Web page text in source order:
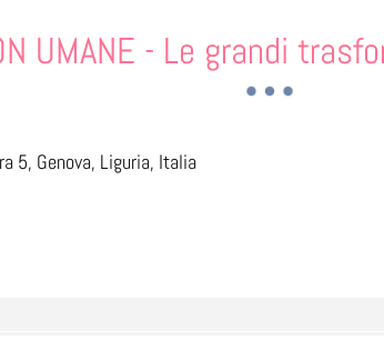
UMANE - Le grandi
5, Genova, Liguria, Italia